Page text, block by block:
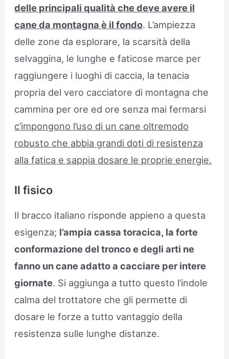
delle principali qualità che deve avere il
cane da montagna è il fondo. L’ampiezza
delle zone da esplorare, la scarsità della
selvaggina, le lunghe e faticose marce per
raggiungere i luoghi di caccia, la tenacia
propria del vero cacciatore di montagna che
cammina per ore ed ore senza mai fermarsi
c’impongono l’uso di un cane oltremodo
robusto che abbia grandi doti di resistenza
alla fatica e sappia dosare le proprie energie.
Il fisico
Il bracco italiano risponde appieno a questa
esigenza; l’ampia cassa toracica, la forte
conformazione del tronco e degli arti ne
fanno un cane adatto a cacciare per intere
giornate. Si aggiunga a tutto questo l’indole
calma del trottatore che gli permette di
dosare le forze a tutto vantaggio della
resistenza sulle lunghe distanze.